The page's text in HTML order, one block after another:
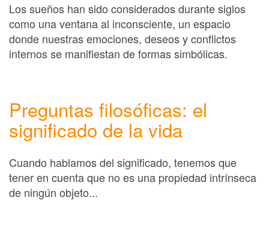
Los sueños han sido considerados durante siglos
como una ventana al inconsciente, un espacio
donde nuestras emociones, deseos y conflictos
internos se manifiestan de formas simbólicas.
Preguntas filosóficas: el
significado de la vida
Cuando hablamos del significado, tenemos que
tener en cuenta que no es una propiedad intrínseca
de ningún objeto...